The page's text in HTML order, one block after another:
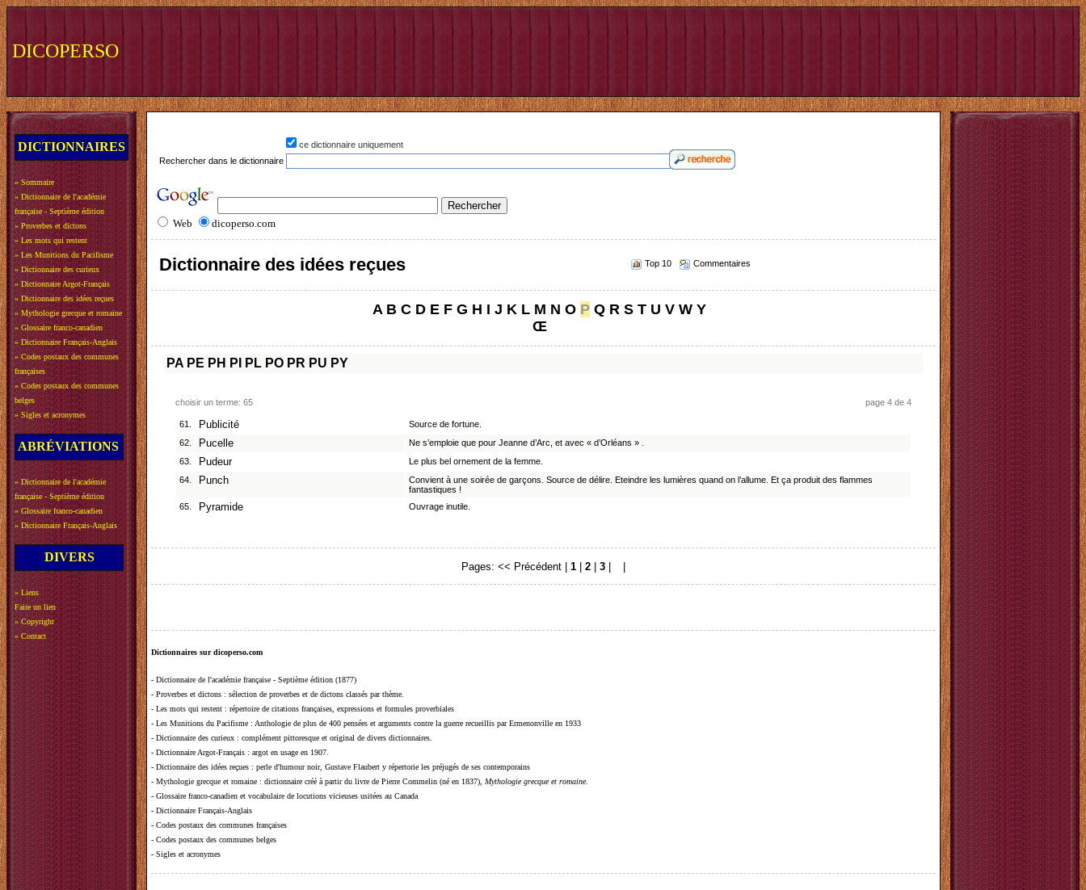
DICOPERSO
DICTIONNAIRES
» Sommaire
» Dictionnaire de l'académie
française - Septième édition
» Proverbes et dictons
» Les mots qui restent
» Les Munitions du Pacifisme
» Dictionnaire des curieux
» Dictionnaire Argot-Français
» Dictionnaire des idées reçues
» Mythologie grecque et romaine
» Glossaire franco-canadien
» Dictionnaire Français-Anglais
» Codes postaux des communes
françaises
» Codes postaux des communes
belges
» Sigles et acronymes
ABRÉVIATIONS
» Dictionnaire de l'académie
française - Septième édition
» Glossaire franco-canadien
» Dictionnaire Français-Anglais
DIVERS
» Liens
Faire un lien
» Copyright
» Contact
ce dictionnaire uniquement
Rechercher dans le dictionnaire
Web dicoperso.com
Dictionnaire des idées reçues Top 10 Commentaires
A B C D E F G H I J K L M N O P Q R S T U V W Y
Œ
PA PE PH PI PL PO PR PU PY
choisir un terme: 65 page 4 de 4
61. Publicité
Source de fortune.
62.
Pucelle
Ne s’emploie que pour Jeanne d’Arc, et avec « d’Orléans » .
63.
Pudeur
Le plus bel ornement de la femme.
64.
Punch
Convient à une soirée de garçons. Source de délire. Eteindre les lumières quand on l’allume. Et ça produit des flammes
fantastiques !
65.
Pyramide Ouvrage inutile.
Pages: << Précédent 1 2 3
Dictionnaires sur dicoperso.com
- Dictionnaire de l'académie française - Septième édition (1877)
- Proverbes et dictons : sélection de proverbes et de dictons classés par thème.
- Les mots qui restent : répertoire de citations françaises, expressions et formules proverbiales
- Les Munitions du Pacifisme : Anthologie de plus de 400 pensées et arguments contre la guerre recueillis par Ermenonville en 1933
- Dictionnaire des curieux : complément pittoresque et original de divers dictionnaires.
- Dictionnaire Argot-Français : argot en usage en 1907.
- Dictionnaire des idées reçues : perle d'humour noir, Gustave Flaubert y répertorie les préjugés de ses contemporains
- Mythologie grecque et romaine : dictionnaire créé à partir du livre de Pierre Commelin (né en 1837), Mythologie grecque et romaine.
- Glossaire franco-canadien et vocabulaire de locutions vicieuses usitées au Canada
- Dictionnaire Français-Anglais
- Codes postaux des communes françaises
- Codes postaux des communes belges
- Sigles et acronymes